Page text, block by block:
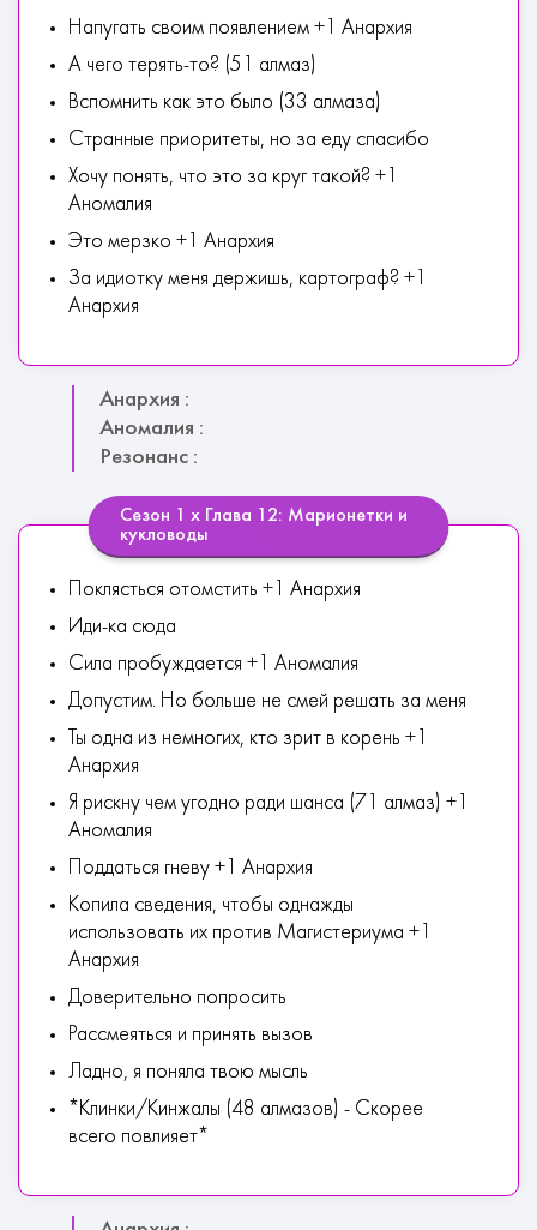
Напугать своим появлением +1 Анархия
А чего терять-то? (51 алмаз)
Вспомнить как это было (33 алмаза)
Странные приоритеты, но за еду спасибо
Хочу понять, что это за круг такой? +1
Аномалия
Это мерзко +1 Анархия
За идиотку меня держишь, картограф? +1
Анархия
Анархия :
Аномалия :
Резонанс :
Сезон 1 х Глава 12: Марионетки и
кукловоды
Поклясться отомстить +1 Анархия
Иди-ка сюда
Сила пробуждается +1 Аномалия
Допустим. Но больше не смей решать за меня
Ты одна из немногих, кто зрит в корень +1
Анархия
Я рискну чем угодно ради шанса (71 алмаз) +1
Аномалия
Поддаться гневу +1 Анархия
Копила сведения, чтобы однажды
использовать их против Магистериума +1
Анархия
Доверительно попросить
Рассмеяться и принять вызов
Ладно, я поняла твою мысль
*Клинки/Кинжалы (48 алмазов) - Скорее
всего повлияет*